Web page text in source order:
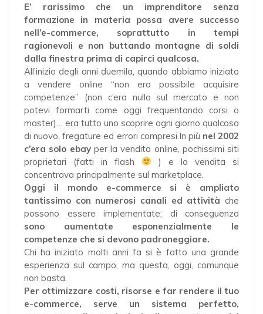
E’ rarissimo che un imprenditore senza
formazione in materia possa avere successo
nell’e-commerce, soprattutto in tempi
ragionevoli e non buttando montagne di soldi
dalla finestra prima di capirci qualcosa.
All’inizio degli anni duemila, quando abbiamo iniziato
a vendere online “non era possibile acquisire
competenze” (non c’era nulla sul mercato e non
potevi formarti come oggi frequentando corsi o
master)… era tutto uno scoprire ogni giorno qualcosa
di nuovo, fregature ed errori compresi.In più nel 2002
c’era solo ebayper la vendita online, pochissimi siti
proprietari (fatti in flash
) e la vendita si
concentrava principalmente sul marketplace.
Oggi il mondo e-commerce si è
ampliato
tantissimo con numerosi canali ed attività che
possono essere implementate; di conseguenza
sono aumentate esponenzialmente le
competenze che si devono padroneggiare.
Chi ha iniziato molti anni fa si è fatto una grande
esperienza sul campo, ma questa, oggi, comunque
non basta.
Per ottimizzare costi, risorse e far rendere il tuo
e-commerce, serve un sistema perfetto,